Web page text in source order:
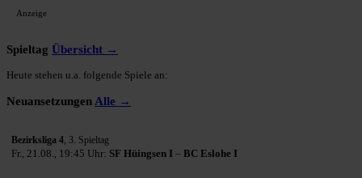
Anzeige
Spieltag Übersicht →
Heute stehen u.a. folgende Spiele an:
Neuansetzungen Alle →
Bezirksliga 4, 3. Spieltag
Fr., 21.08., 19:45 Uhr: SF Hüingsen I – BC Eslohe I